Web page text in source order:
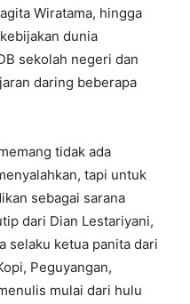
Wiratama, hingga
dunia
sekolah negeri dan
daring beberapa
tidak ada
tapi untuk
sebagai sarana
dari Dian Lestariyani,
selaku ketua panita dari
Peguyangan,
mulai dari hulu